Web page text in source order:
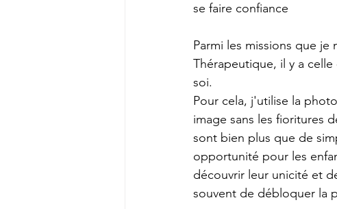
se faire confiance
Parmi les missions que
Thérapeutique, il y a
soi.
Pour cela, j'utilise la
image sans les fioritures
sont bien plus que de
opportunité pour les
découvrir leur unicité et
souvent de débloquer la